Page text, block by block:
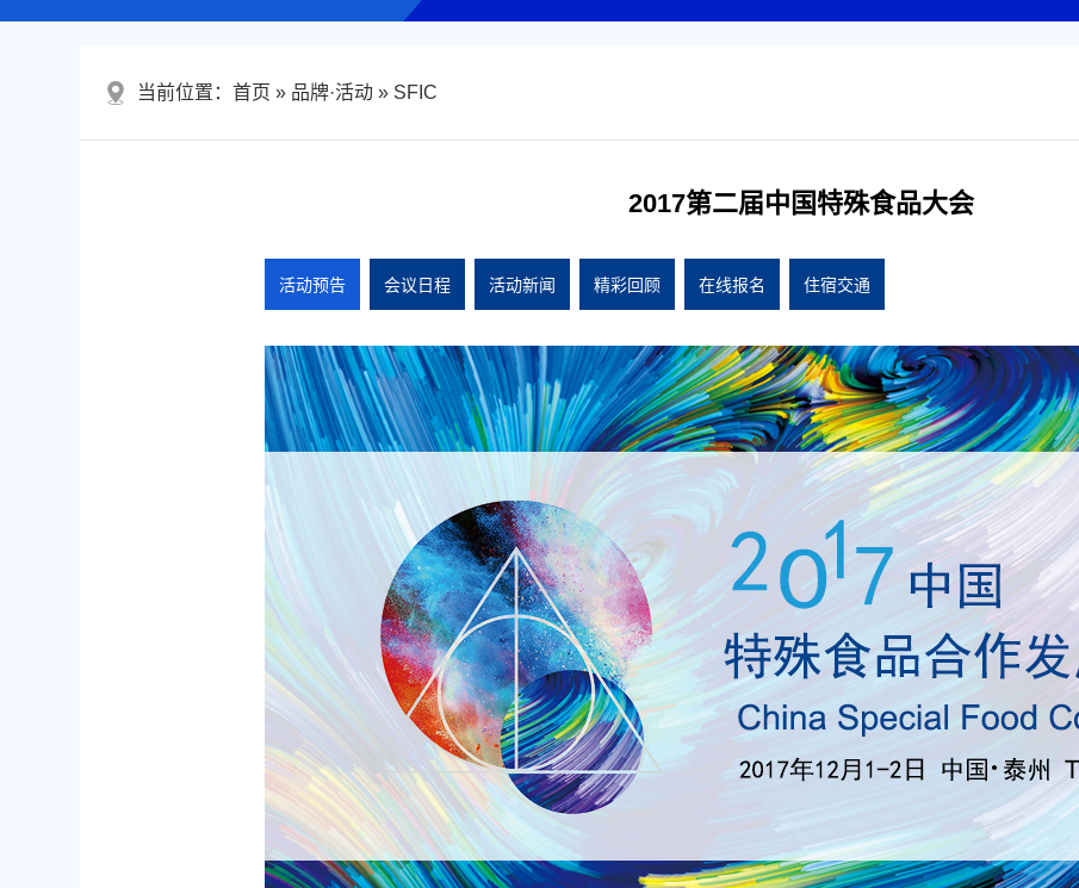
当前位置：首页 品牌·活动 SFIC
2017第二届中国特殊食品大会
活动预告 会议日程 活动新闻 精彩回顾 在线报名 住宿交通